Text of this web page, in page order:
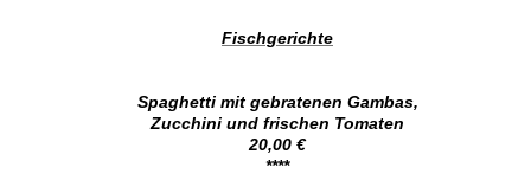
Fischgerichte
Spaghetti mit gebratenen Gambas,
Zucchini und frischen Tomaten
20,00 €
****